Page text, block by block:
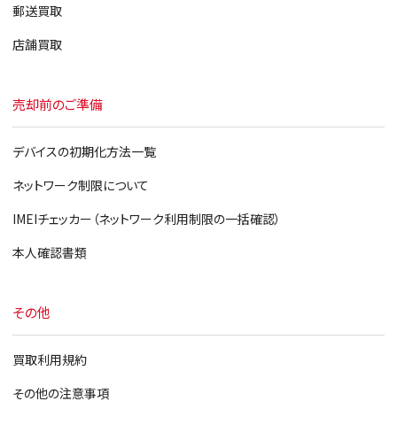
郵送買取
店舗買取
売却前のご準備
デバイスの初期化方法一覧
ネットワーク制限について
IMEIチェッカー（ネットワーク利用制限の一括確認）
本人確認書類
その他
買取利用規約
その他の注意事項